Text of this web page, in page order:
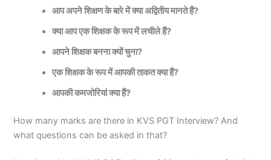
आप अपने शिक्षण के बारे में क्या अद्वितीय मानते हैं?
क्या आप एक शिक्षक के रूप में लचीले हैं?
आपने शिक्षक बनना क्यों चुना?
एक शिक्षक के रूप में आपकी ताकत क्या हैं?
आपकी कमजोरियां क्या हैं?
How many marks are there in KVS PGT Interview? And
what questions can be asked in that?